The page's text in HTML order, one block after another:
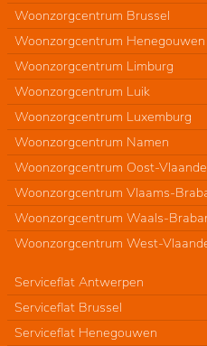
Woonzorgcentrum Brussel
Woonzorgcentrum Henegouwen
Woonzorgcentrum Limburg
Woonzorgcentrum Luik
Woonzorgcentrum Luxemburg
Woonzorgcentrum Namen
Woonzorgcentrum Oost-
Woonzorgcentrum Vlaams-
Woonzorgcentrum Waals-
Woonzorgcentrum West-
Serviceflat Antwerpen
Serviceflat Brussel
Serviceflat Henegouwen